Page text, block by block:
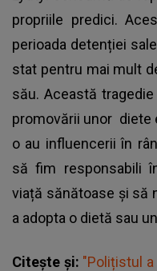
propriile predici.
perioada detenției
stat pentru mai mult
său. Această
promovării unor ‍ diete
o au influencerii în
⁢să fim responsabili
viață sănătoase și‍ să
a adopta o dietă sau
Citește și: "Polițistul